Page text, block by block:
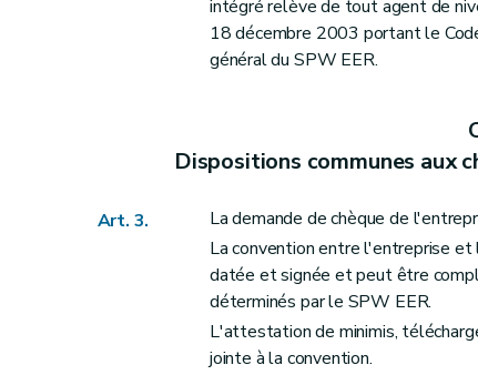
intégré relève de tout agent de
18 décembre 2003 portant le
général du SPW EER.
Dispositions communes aux
Art. 3.
La demande de chèque de
La convention entre l'entreprise
datée et signée et peut être
déterminés par le SPW EER.
L'attestation de minimis,
jointe à la convention.